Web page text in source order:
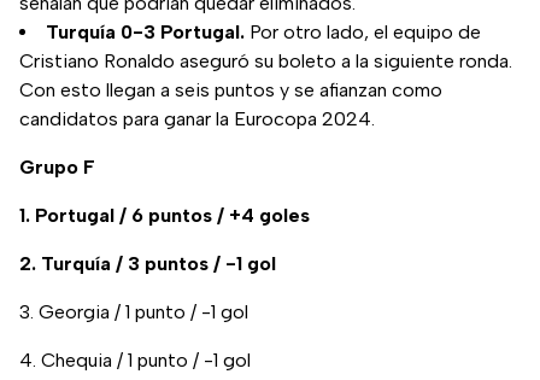
Turquía 0-3 Portugal. Por otro lado, el equipo de
Cristiano Ronaldo aseguró su boleto a la siguiente ronda.
Con esto llegan a seis puntos y se afianzan como
candidatos para ganar la Eurocopa 2024.
Grupo F
1. Portugal / 6 puntos / +4 goles
2. Turquía / 3 puntos / -1 gol
3. Georgia / 1 punto / -1 gol
4. Chequia / 1 punto / -1 gol